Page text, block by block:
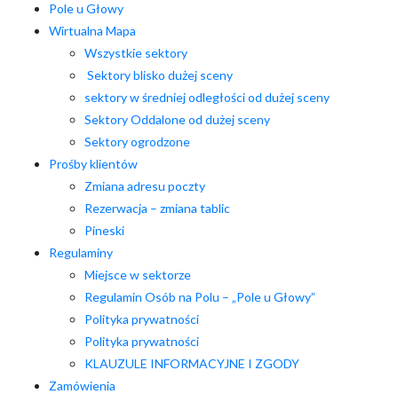
Pole u Głowy
Wirtualna Mapa
Wszystkie sektory
Sektory blisko dużej sceny
sektory w średniej odległości od dużej sceny
Sektory Oddalone od dużej sceny
Sektory ogrodzone
Prośby klientów
Zmiana adresu poczty
Rezerwacja – zmiana tablic
Pineski
Regulaminy
Miejsce w sektorze
Regulamin Osób na Polu – „Pole u Głowy”
Polityka prywatności
Polityka prywatności
KLAUZULE INFORMACYJNE I ZGODY
Zamówienia